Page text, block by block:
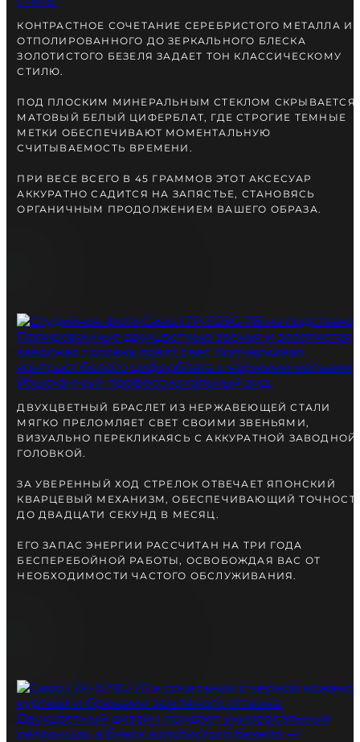
ПОСОВЕТУЙТЕСЬ
С НАШИМ ЭКСПЕРТОМ
КОНТРАСТНОЕ СОЧЕТАНИЕ СЕРЕБРИСТОГО МЕТАЛЛА И
ОТПОЛИРОВАННОГО ДО ЗЕРКАЛЬНОГО БЛЕСКА
ЗОЛОТИСТОГО БЕЗЕЛЯ ЗАДАЕТ ТОН КЛАССИЧЕСКОМУ
СТИЛЮ.
ПОД ПЛОСКИМ МИНЕРАЛЬНЫМ СТЕКЛОМ СКРЫВАЕТСЯ
МАТОВЫЙ БЕЛЫЙ ЦИФЕРБЛАТ, ГДЕ СТРОГИЕ ТЕМНЫЕ
МЕТКИ ОБЕСПЕЧИВАЮТ МОМЕНТАЛЬНУЮ
СЧИТЫВАЕМОСТЬ ВРЕМЕНИ.
ПРИ ВЕСЕ ВСЕГО В 45 ГРАММОВ ЭТОТ АКСЕСУАР
АККУРАТНО САДИТСЯ НА ЗАПЯСТЬЕ, СТАНОВЯСЬ
ОРГАНИЧНЫМ ПРОДОЛЖЕНИЕМ ВАШЕГО ОБРАЗА.
ДВУХЦВЕТНЫЙ БРАСЛЕТ ИЗ НЕРЖАВЕЮЩЕЙ СТАЛИ
МЯГКО ПРЕЛОМЛЯЕТ СВЕТ СВОИМИ ЗВЕНЬЯМИ,
ВИЗУАЛЬНО ПЕРЕКЛИКАЯСЬ С АККУРАТНОЙ ЗАВОДНОЙ
ГОЛОВКОЙ.
ЗА УВЕРЕННЫЙ ХОД СТРЕЛОК ОТВЕЧАЕТ ЯПОНСКИЙ
КВАРЦЕВЫЙ МЕХАНИЗМ, ОБЕСПЕЧИВАЮЩИЙ
ДО ДВАДЦАТИ СЕКУНД В МЕСЯЦ.
ЕГО ЗАПАС ЭНЕРГИИ РАССЧИТАН НА ТРИ ГОДА
БЕСПЕРЕБОЙНОЙ РАБОТЫ, ОСВОБОЖДАЯ ВАС ОТ
НЕОБХОДИМОСТИ ЧАСТОГО ОБСЛУЖИВАНИЯ.